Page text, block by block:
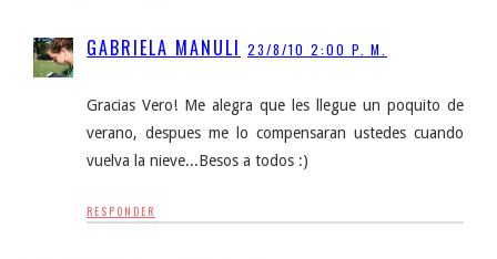
GABRIELA MANULI 23/8/10 2:00 P. M.
Gracias Vero! Me alegra que les llegue un poquito de
verano, despues me lo compensaran ustedes cuando
vuelva la nieve...Besos a todos :)
RESPONDER